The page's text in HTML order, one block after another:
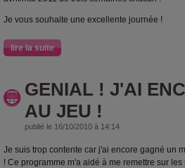
Je vous souhaite une excellente journée !
lire la suite
GENIAL ! J'AI
AU JEU !
publié le 16/10/2010 à 14:14
Je suis trop contente car j'ai encore gagné un
! Ce programme m'a aidé à me remettre sur